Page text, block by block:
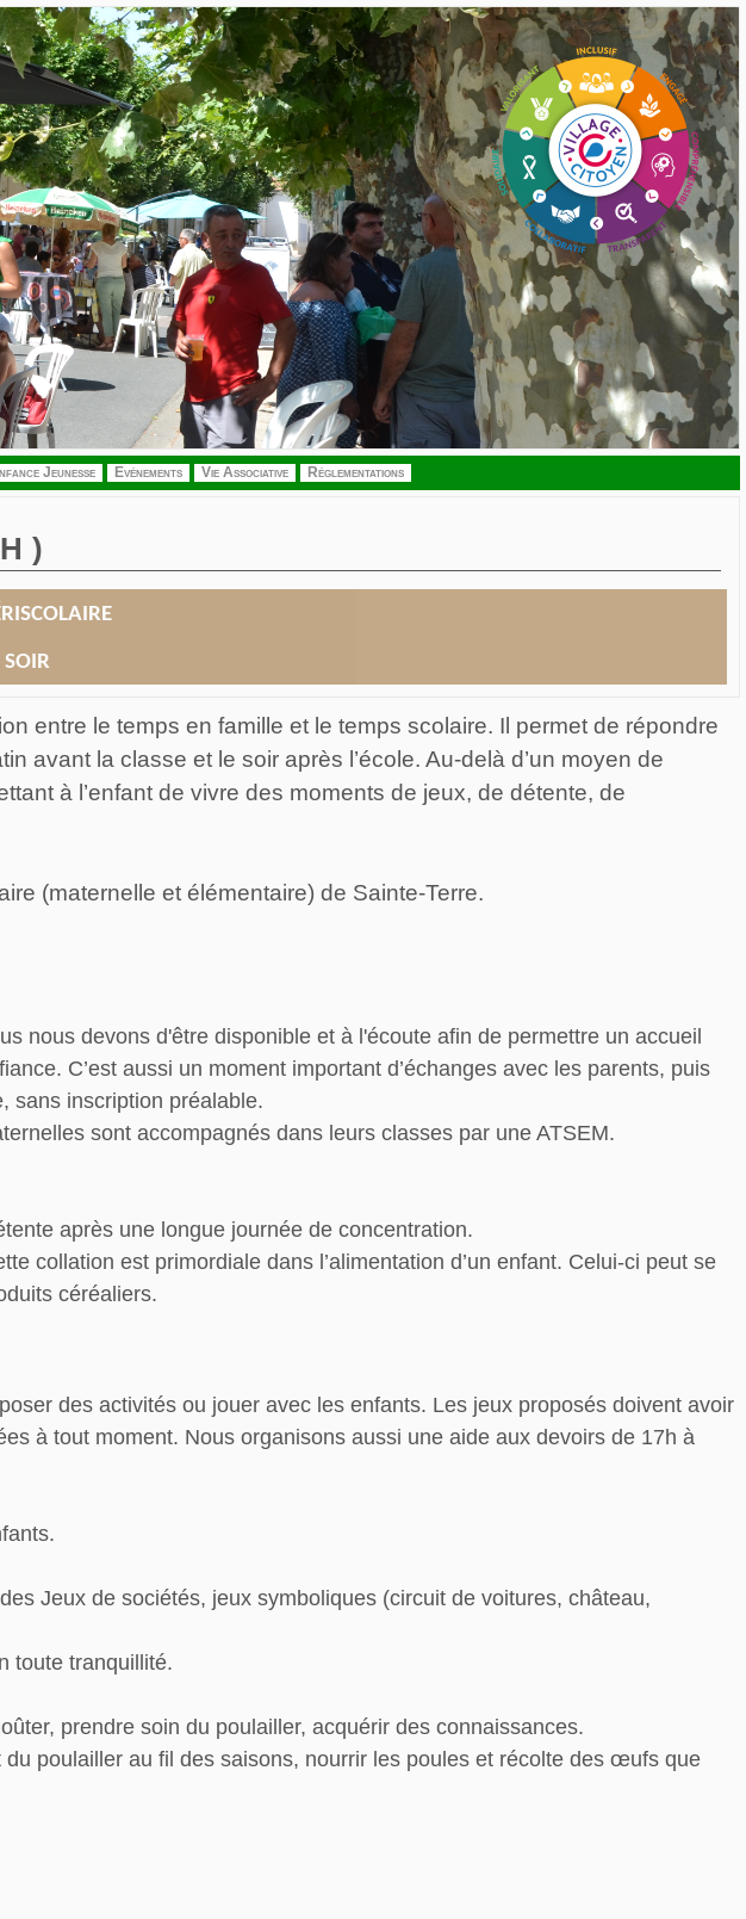
Jeunesse Evénements Vie Associative Réglementations
entre le temps en famille et le temps scolaire. Il permet de répondre
avant la classe et le soir après l’école. Au-delà d’un moyen de
à l’enfant de vivre des moments de jeux, de détente, de
(maternelle et élémentaire) de Sainte-Terre.
nous devons d'être disponible et à l'écoute afin de permettre un accueil
C’est aussi un moment important d’échanges avec les parents, puis
sans inscription préalable.
sont accompagnés dans leurs classes par une ATSEM.
après une longue journée de concentration.
collation est primordiale dans l’alimentation d’un enfant. Celui-ci peut se
céréaliers.
des activités ou jouer avec les enfants. Les jeux proposés doivent avoir
à tout moment. Nous organisons aussi une aide aux devoirs de 17h à
Jeux de sociétés, jeux symboliques (circuit de voitures, château,
toute tranquillité.
prendre soin du poulailler, acquérir des connaissances.
poulailler au fil des saisons, nourrir les poules et récolte des œufs que